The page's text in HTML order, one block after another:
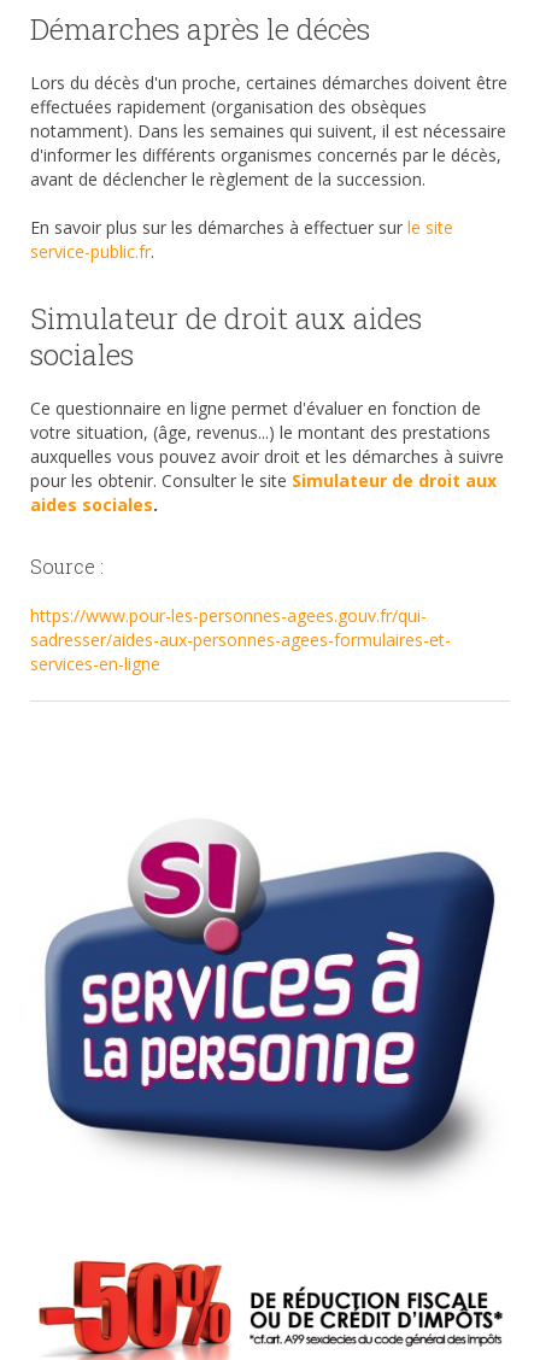
Démarches après le décès
Lors du décès d'un proche, certaines démarches doivent être
effectuées rapidement (organisation des obsèques
notamment). Dans les semaines qui suivent, il est nécessaire
d'informer les différents organismes concernés par le décès,
avant de déclencher le règlement de la succession.
En savoir plus sur les démarches à effectuer sur le site
service-public.fr.
Simulateur de droit aux aides
sociales
Ce questionnaire en ligne permet d'évaluer en fonction de
votre situation, (âge, revenus...) le montant des prestations
auxquelles vous pouvez avoir droit et les démarches à suivre
pour les obtenir. Consulter le site Simulateur de droit aux
aides sociales.
Source :
https://www.pour-les-personnes-agees.gouv.fr/qui-
sadresser/aides-aux-personnes-agees-formulaires-et-
services-en-ligne